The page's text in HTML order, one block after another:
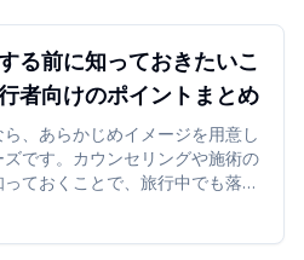
る前に知っておきたいこ
者向けのポイントまとめ
、あらかじめイメージを用意し
です。カウンセリングや施術の
ておくことで、旅行中でも落ち
。